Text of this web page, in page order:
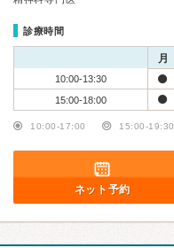
診療時間
月
10:00-13:30
15:00-18:00
10:00-17:00 15:00-19:30
ネット予約